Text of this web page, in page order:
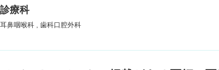
診療科
耳鼻咽喉科 歯科口腔外科